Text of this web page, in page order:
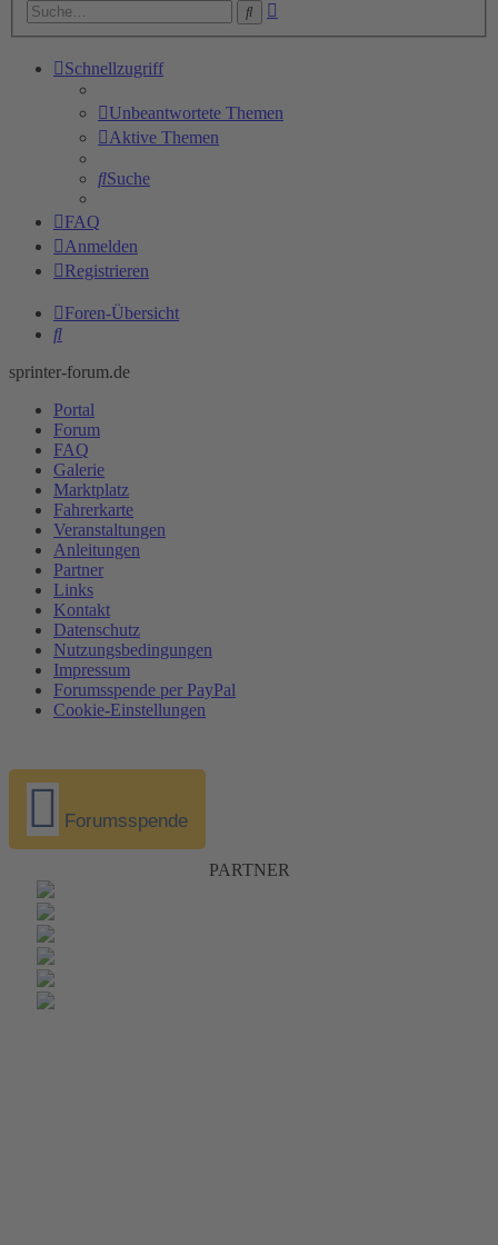
Suche
Schnellzugriff
Unbeantwortete Themen
Aktive Themen
Suche
FAQ
Anmelden
Registrieren
Foren-Übersicht
Suche
sprinter-forum.de
Portal
Forum
FAQ
Galerie
Marktplatz
Fahrerkarte
Veranstaltungen
Anleitungen
Partner
Links
Kontakt
Datenschutz
Nutzungsbedingungen
Impressum
Forumsspende per PayPal
Cookie-Einstellungen
Forumsspende
PARTNER